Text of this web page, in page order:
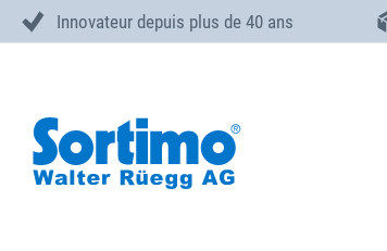
Innovateur depuis plus de 40 ans
Content